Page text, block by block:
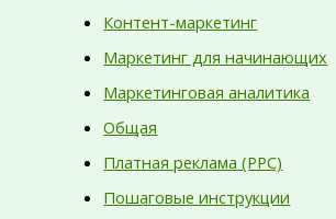
Контент-маркетинг
Маркетинг для начинающих
Маркетинговая аналитика
Общая
Платная реклама (PPC)
Пошаговые инструкции